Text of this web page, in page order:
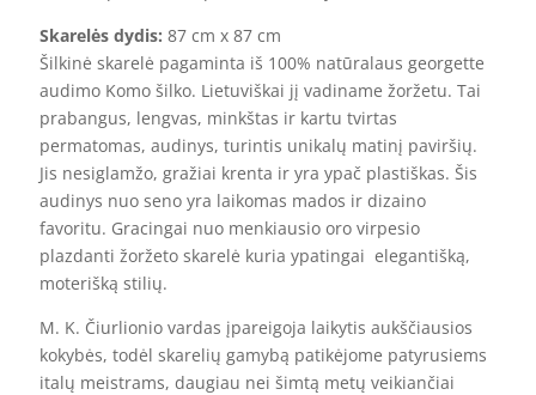
Skarelės dydis: 87 cm x 87 cm
Šilkinė skarelė pagaminta iš 100% natūralaus georgette
audimo Komo šilko. Lietuviškai jį vadiname žoržetu. Tai
prabangus, lengvas, minkštas ir kartu tvirtas
permatomas, audinys, turintis unikalų matinį paviršių.
Jis nesiglamžo, gražiai krenta ir yra ypač plastiškas. Šis
audinys nuo seno yra laikomas mados ir dizaino
favoritu. Gracingai nuo menkiausio oro virpesio
plazdanti žoržeto skarelė kuria ypatingai elegantišką,
moterišką stilių.
M. K. Čiurlionio vardas įpareigoja laikytis aukščiausios
kokybės, todėl skarelių gamybą patikėjome patyrusiems
italų meistrams, daugiau nei šimtą metų veikiančiai